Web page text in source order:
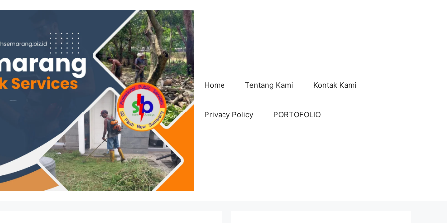
Home Tentang Kami Kontak Kami
Privacy Policy PORTOFOLIO